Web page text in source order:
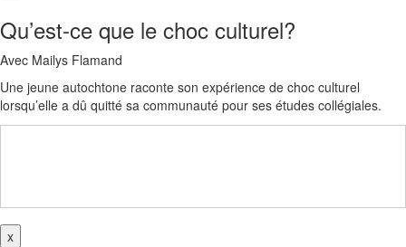
Qu’est-ce que le choc culturel?
Avec Mailys Flamand
Une jeune autochtone raconte son expérience de choc culturel
lorsqu’elle a dû quitté sa communauté pour ses études collégiales.
x